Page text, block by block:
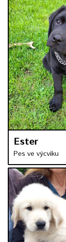
Ester
Pes ve výcviku